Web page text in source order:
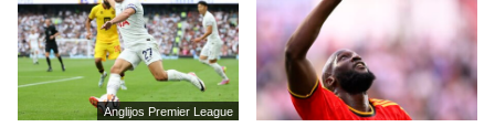
Anglijos Premier League